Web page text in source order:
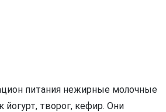
питания нежирные молочные
йогурт, творог, кефир. Они